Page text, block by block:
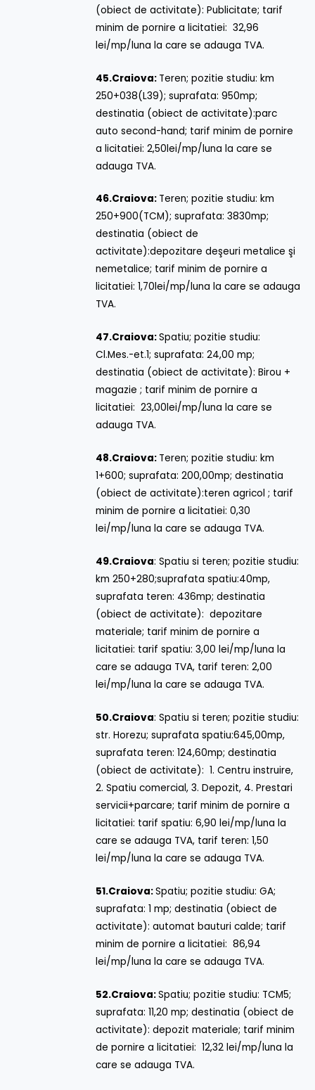
(obiect de activitate): Publicitate; tarif
minim de pornire a licitatiei: 32,96
lei/mp/luna la care se adauga TVA.
45.Craiova: Teren; pozitie studiu: km
250+038(L39); suprafata: 950mp;
destinatia (obiect de activitate):parc
auto second-hand; tarif minim de pornire
a licitatiei: 2,50lei/mp/luna la care se
adauga TVA.
46.Craiova: Teren; pozitie studiu: km
250+900(TCM); suprafata: 3830mp;
destinatia (obiect de
activitate):depozitare deşeuri metalice şi
nemetalice; tarif minim de pornire a
licitatiei: 1,70lei/mp/luna la care se adauga
TVA.
47.Craiova:Spatiu; pozitie studiu:
Cl.Mes.-et.1; suprafata: 24,00 mp;
destinatia (obiect de activitate): Birou +
magazie ; tarif minim de pornire a
licitatiei: 23,00lei/mp/luna la care se
adauga TVA.
48.Craiova: Teren; pozitie studiu: km
1+600; suprafata: 200,00mp; destinatia
(obiect de activitate):teren agricol ; tarif
minim de pornire a licitatiei: 0,30
lei/mp/luna la care se adauga TVA.
49.Craiova: Spatiu si teren; pozitie studiu:
km 250+280;suprafata spatiu:40mp,
suprafata teren: 436mp; destinatia
(obiect de activitate): depozitare
materiale; tarif minim de pornire a
licitatiei: tarif spatiu: 3,00 lei/mp/luna la
care se adauga TVA, tarif teren: 2,00
lei/mp/luna la care se adauga TVA.
50.Craiova: Spatiu si teren; pozitie studiu:
str. Horezu; suprafata spatiu:645,00mp,
suprafata teren: 124,60mp; destinatia
(obiect de activitate): 1. Centru instruire,
2. Spatiu comercial, 3. Depozit, 4. Prestari
servicii+parcare; tarif minim de pornire a
licitatiei: tarif spatiu: 6,90 lei/mp/luna la
care se adauga TVA, tarif teren: 1,50
lei/mp/luna la care se adauga TVA.
51.Craiova:Spatiu; pozitie studiu: GA;
suprafata: 1 mp; destinatia (obiect de
activitate): automat bauturi calde; tarif
minim de pornire a licitatiei: 86,94
lei/mp/luna la care se adauga TVA.
52.Craiova:Spatiu; pozitie studiu: TCM5;
suprafata: 11,20 mp; destinatia (obiect de
activitate): depozit materiale; tarif minim
de pornire a licitatiei: 12,32 lei/mp/luna la
care se adauga TVA.